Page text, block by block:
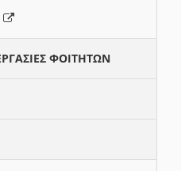
ΦΟΙΤΗΤΩΝ